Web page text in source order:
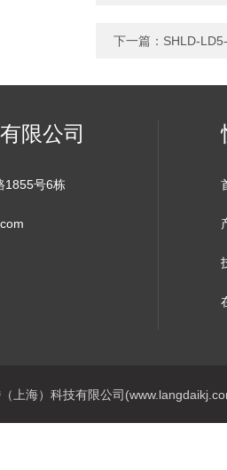
下一篇： SHLD-
限公司
1855号6栋
（上海）科技有限公司